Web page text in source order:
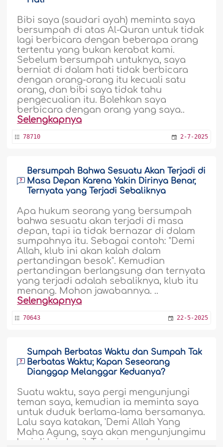
Bibi saya (saudari ayah) meminta saya
bersumpah di atas Al-Quran untuk tidak
lagi berbicara dengan beberapa orang
tertentu yang bukan kerabat kami.
Sebelum bersumpah untuknya, saya
berniat di dalam hati tidak berbicara
dengan orang-orang itu kecuali satu
orang, dan bibi saya tidak tahu
pengecualian itu. Bolehkan saya
berbicara dengan orang yang saya..
Selengkapnya
78710 2-7-2025
Bersumpah Bahwa Sesuatu Akan Terjadi di
Masa Depan Karena Yakin Dirinya Benar,
Ternyata yang Terjadi Sebaliknya
Apa hukum seorang yang bersumpah
bahwa sesuatu akan terjadi di masa
depan, tapi ia tidak bernazar di dalam
sumpahnya itu. Sebagai contoh: "Demi
Allah, klub ini akan kalah dalam
pertandingan besok". Kemudian
pertandingan berlangsung dan ternyata
yang terjadi adalah sebaliknya, klub itu
menang. Mohon jawabannya. ..
Selengkapnya
70643 22-5-2025
Sumpah Berbatas Waktu dan Sumpah Tak
Berbatas Waktu; Kapan Seseorang
Dianggap Melanggar Keduanya?
Suatu waktu, saya pergi mengunjungi
teman saya, kemudian ia meminta saya
untuk duduk berlama-lama bersamanya.
Lalu saya katakan, 'Demi Allah Yang
Maha Agung, saya akan mengunjungimu
lagi di lain hari'. Tetapi saya belum